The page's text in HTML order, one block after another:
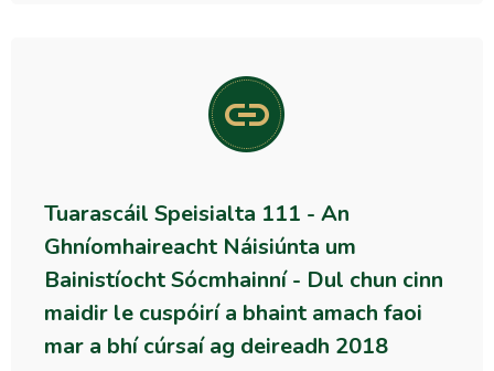
Tuarascáil Speisialta 111 - An
Ghníomhaireacht Náisiúnta um
Bainistíocht Sócmhainní - Dul chun cinn
maidir le cuspóirí a bhaint amach faoi
mar a bhí cúrsaí ag deireadh 2018